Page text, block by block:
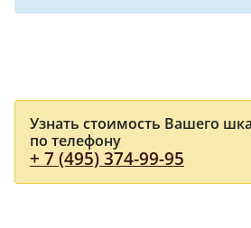
Узнать стоимость Вашего
по телефону
+ 7 (495) 374-99-95